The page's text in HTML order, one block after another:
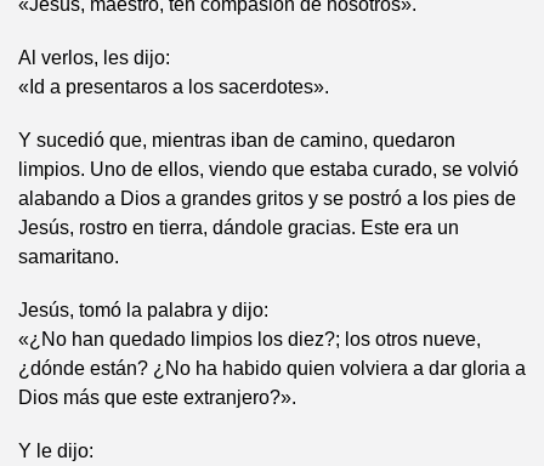
«Jesús, maestro, ten compasión de nosotros».
Al verlos, les dijo:
«Id a presentaros a los sacerdotes».
Y sucedió que, mientras iban de camino, quedaron
limpios. Uno de ellos, viendo que estaba curado, se volvió
alabando a Dios a grandes gritos y se postró a los pies de
Jesús, rostro en tierra, dándole gracias. Este era un
samaritano.
Jesús, tomó la palabra y dijo:
«¿No han quedado limpios los diez?; los otros nueve,
¿dónde están? ¿No ha habido quien volviera a dar gloria a
Dios más que este extranjero?».
Y le dijo: